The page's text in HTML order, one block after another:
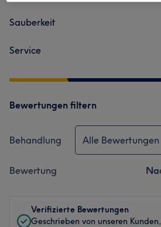
Sauberkeit
Service
Bewertungen filtern
Behandlung Alle Bewertungen
Bewertung
Verifizierte Bewertungen
Geschrieben von unseren